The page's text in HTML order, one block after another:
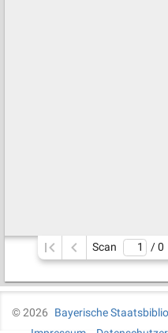
Scan / 0
©2026
Bayerische